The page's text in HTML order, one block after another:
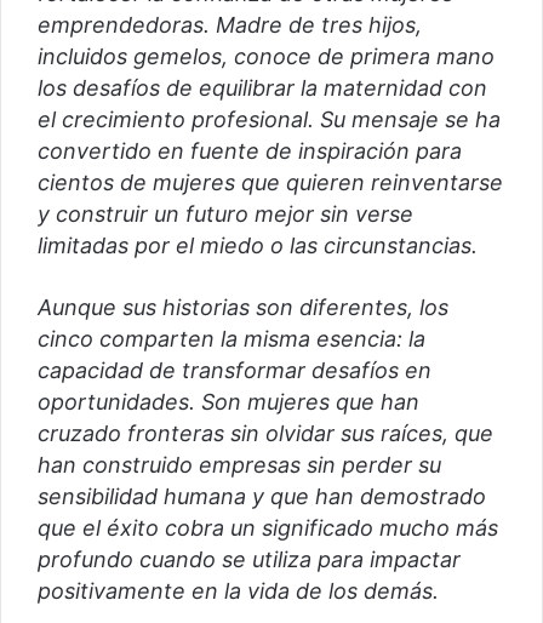
emprendedoras. Madre de tres hijos,
incluidos gemelos, conoce de primera mano
los desafíos de equilibrar la maternidad con
el crecimiento profesional. Su mensaje se ha
convertido en fuente de inspiración para
cientos de mujeres que quieren reinventarse
y construir un futuro mejor sin verse
limitadas por el miedo o las circunstancias.
Aunque sus historias son diferentes, los
cinco comparten la misma esencia: la
capacidad de transformar desafíos en
oportunidades. Son mujeres que han
cruzado fronteras sin olvidar sus raíces, que
han construido empresas sin perder su
sensibilidad humana y que han demostrado
que el éxito cobra un significado mucho más
profundo cuando se utiliza para impactar
positivamente en la vida de los demás.